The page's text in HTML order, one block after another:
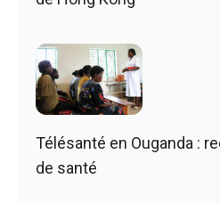
Télésanté en Ouganda :
de santé